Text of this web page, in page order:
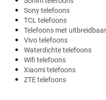
Sony telefoons
TCL telefoons
Telefoons met
Vivo telefoons
Waterdichte telefoons
Wifi telefoons
Xiaomi telefoons
ZTE telefoons